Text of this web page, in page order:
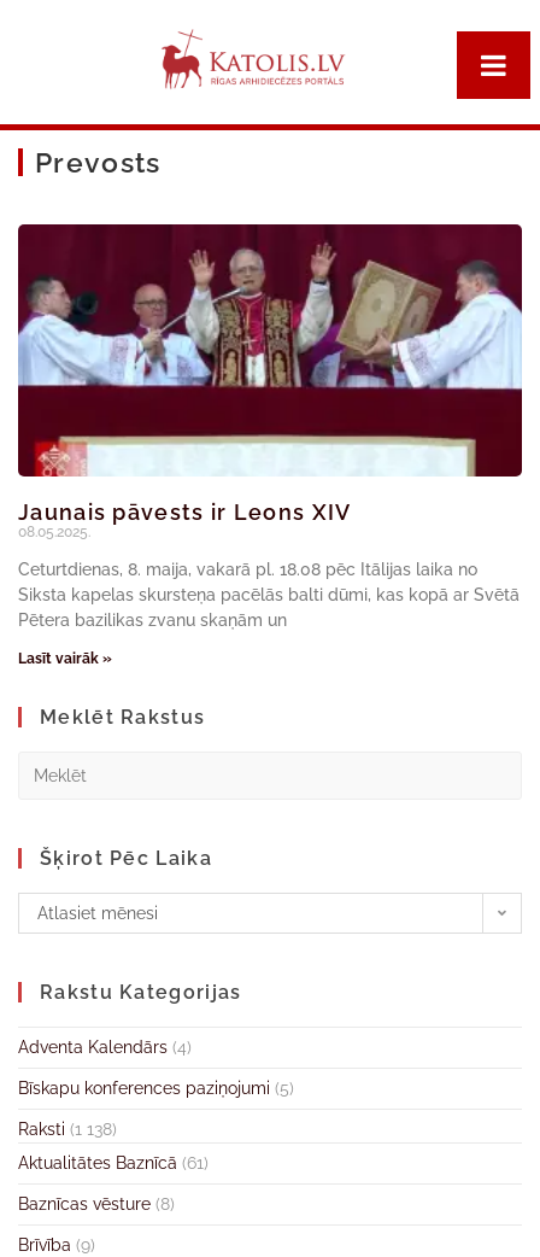
Prevosts
Jaunais pāvests ir Leons XIV
08.05.2025.
Ceturtdienas, 8. maija, vakarā pl. 18.08 pēc Itālijas laika no
Siksta kapelas skursteņa pacēlās balti dūmi, kas kopā ar Svētā
Pētera bazilikas zvanu skaņām un
Lasīt vairāk »
Meklēt Rakstus
Šķirot Pēc Laika
Atlasiet mēnesi
Rakstu Kategorijas
Adventa Kalendārs (4)
Bīskapu konferences paziņojumi (5)
Raksti (1 138)
Aktualitātes Baznīcā (61)
Baznīcas vēsture (8)
Brīvība (9)